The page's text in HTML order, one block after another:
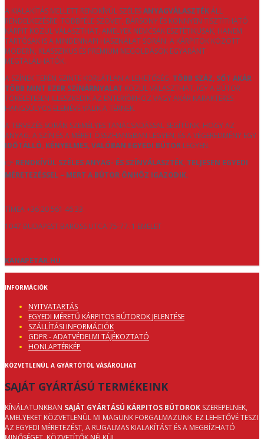
A KIALAKÍTÁS MELLETT RENDKÍVÜL SZÉLESANYAGVÁLASZTÉKÁLL
RENDELKEZÉSRE. TÖBBFÉLE SZÖVET, BÁRSONY ÉS KÖNNYEN TISZTÍTHATÓ
KÁRPIT KÖZÜL VÁLASZTHAT, AMELYEK NEMCSAK ESZTÉTIKUSAK, HANEM
TARTÓSAK IS A MINDENNAPI HASZNÁLAT SORÁN. A KÁRPITOK KÖZÖTT
MODERN, KLASSZIKUS ÉS PRÉMIUM MEGOLDÁSOK EGYARÁNT
MEGTALÁLHATÓK.
A SZÍNEK TERÉN SZINTE KORLÁTLAN A LEHETŐSÉG: TÖBB SZÁZ, SŐT AKÁR
TÖBB MINT EZER SZÍNÁRNYALAT KÖZÜL VÁLASZTHAT, ÍGY A BÚTOR
TÖKÉLETESEN ILLESZKEDIK AZ ENTERIŐRHÖZ VAGY AKÁR KARAKTERES
HANGSÚLYOS ELEMÉVÉ VÁLIK A TÉRNEK.
A TERVEZÉS SORÁN SZEMÉLYES TANÁCSADÁSSAL SEGÍTÜNK, HOGY AZ
ANYAG, A SZÍN ÉS A MÉRET ÖSSZHANGBAN LEGYEN, ÉS A VÉGEREDMÉNY EGY
IDŐTÁLLÓ, KÉNYELMES, VALÓBAN EGYEDI BÚTOR LEGYEN.
👉 RENDKÍVÜL SZÉLES ANYAG- ÉS SZÍNVÁLASZTÉK, TELJESEN EGYEDI
MÉRETEZÉSSEL – MERT A BÚTOR ÖNHÖZ IGAZODIK.
TÍMEA +36 20 561 46 33
1047 BUDAPEST BAROSS UTCA 75-77. 1 EMELET
KANAPETAR.HU
INFORMÁCIÓK
NYITVATARTÁS
EGYEDI MÉRETŰ KÁRPITOS BÚTOROK JELENTÉSE
SZÁLLÍTÁSI INFORMÁCIÓK
GDPR - ADATVÉDELMI TÁJÉKOZTATÓ
HONLAPTÉRKÉP
KÖZVETLENÜL A GYÁRTÓTÓL VÁSÁROLHAT
SAJÁT GYÁRTÁSÚ TERMÉKEINK
KÍNÁLATUNKBAN SAJÁT GYÁRTÁSÚ KÁRPITOS BÚTOROK SZEREPELNEK,
AMELYEKET KÖZVETLENÜL MI MAGUNK FORGALMAZUNK. EZ LEHETŐVÉ TESZI
AZ EGYEDI MÉRETEZÉST, A RUGALMAS KIALAKÍTÁST ÉS A MEGBÍZHATÓ